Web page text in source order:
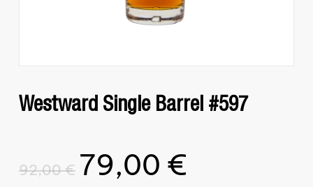
Westward Single Barrel #597
92,00€
Ursprünglicher
Preis
79,00 €